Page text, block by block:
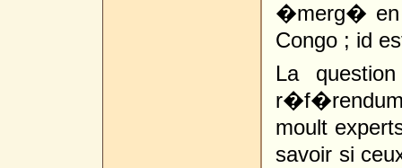
�merg� en
Congo ; id
La
moult
savoir si